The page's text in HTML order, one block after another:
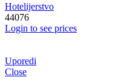
Hotelijerstvo
44076
Login to see prices
Uporedi
Close